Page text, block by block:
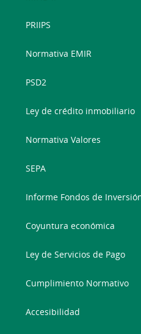
PRIIPS
Normativa EMIR
PSD2
Ley de crédito inmobiliario
Normativa Valores
SEPA
Informe Fondos de
Coyuntura económica
Ley de Servicios de Pago
Cumplimiento Normativo
Accesibilidad